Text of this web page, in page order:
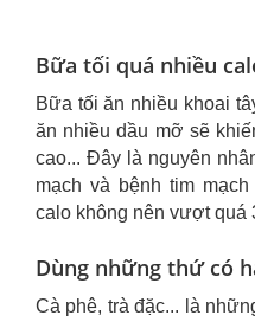
Bữa tối quá nhiều
Bữa tối ăn nhiều khoai
ăn nhiều dầu mỡ sẽ
cao... Đây là nguyên
mạch và bệnh tim
calo không nên vượt quá
Dùng những thứ có
Cà phê, trà đặc... là